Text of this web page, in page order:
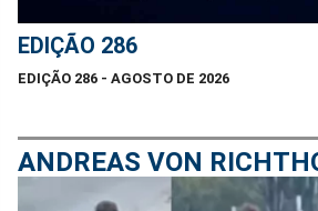
EDIÇÃO 286
EDIÇÃO 286 - AGOSTO DE 2026
ANDREAS VON